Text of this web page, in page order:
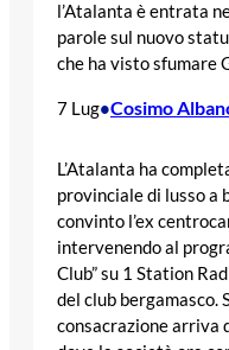
l’Atalanta è entrata
parole sul nuovo
che ha visto sfumare
7 Lug•Cosimo
L’Atalanta ha
provinciale di lusso a
convinto l’ex
intervenendo al
Club” su 1 Station
del club bergamasco.
consacrazione arriva